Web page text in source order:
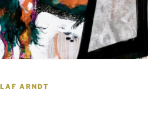
ARNDT